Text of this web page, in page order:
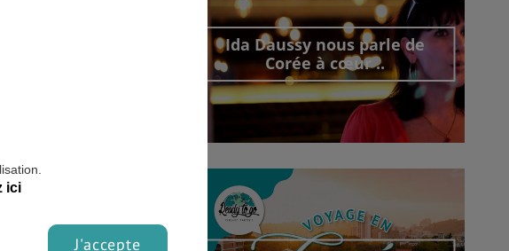
Ida Daussy nous parle de
Corée à cœur ..
Découvrir cet interview
ici
J'accepte